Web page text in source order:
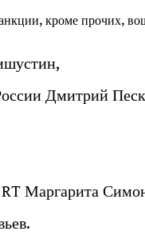
кроме прочих,
Дмитрий
RT Маргарита